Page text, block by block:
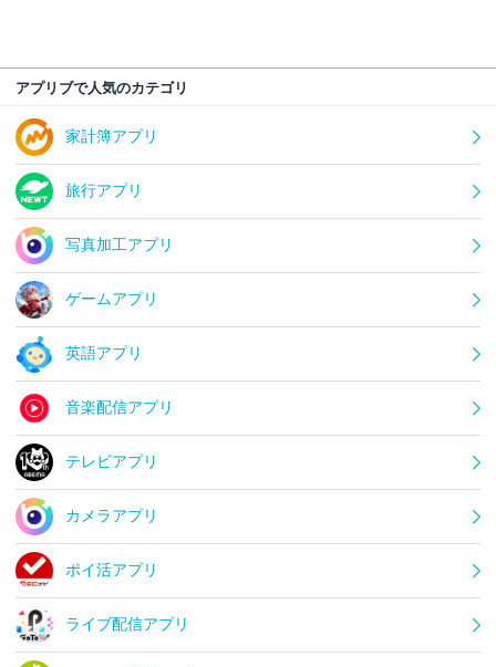
アプリブで人気のカテゴリ
家計簿アプリ
旅行アプリ
写真加工アプリ
ゲームアプリ
英語アプリ
音楽配信アプリ
テレビアプリ
カメラアプリ
ポイ活アプリ
ライブ配信アプリ